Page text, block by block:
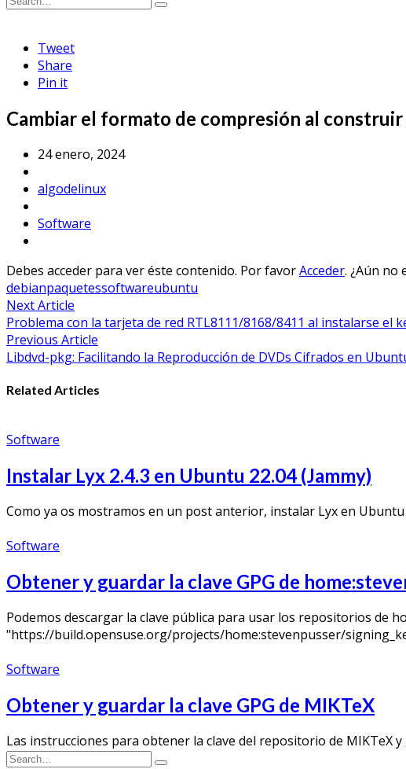
Tweet
Share
Pin it
Cambiar el formato de compresión al
24 enero, 2024
algodelinux
Software
Debes acceder para ver éste contenido. Por favorAcceder. ¿Aún no
debianpaquetessoftwareubuntu
Navegación
de
entradas
Next Article
Problema con la tarjeta de red RTL8111/8168/8411 al instalarse el
Previous Article
Libdvd-pkg: Facilitando la Reproducción de DVDs Cifrados en
Related Articles
Software
Instalar Lyx 2.4.3 en Ubuntu 22.04 (Jammy)
Como ya os mostramos en un post anterior, instalar Lyx en
Software
Obtener y guardar la clave GPG de
Podemos descargar la clave pública para usar los repositorios de
"https://build.opensuse.org/projects/home:stevenpusser/
Software
Obtener y guardar la clave GPG de MIKTeX
Las instrucciones para obtener la clave del repositorio de MIKTeX